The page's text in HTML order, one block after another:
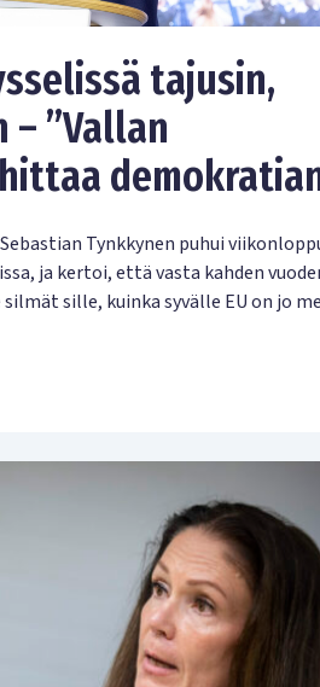
tajusin,
”Vallan
Tynkkynen puhui
ja kertoi, että vasta kahden
sille, kuinka syvälle EU on jo